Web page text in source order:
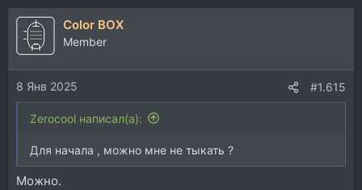
Color BOX
Member
8 Янв 2025 #1.615
Zerocool написал(а):
Для начала , можно мне не тыкать ?
Можно.